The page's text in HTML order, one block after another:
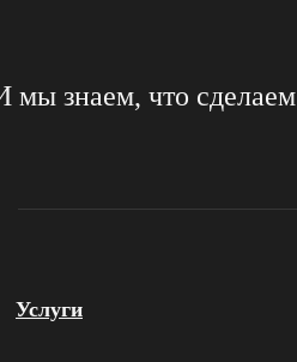
мы знаем, что сделаем
Услуги